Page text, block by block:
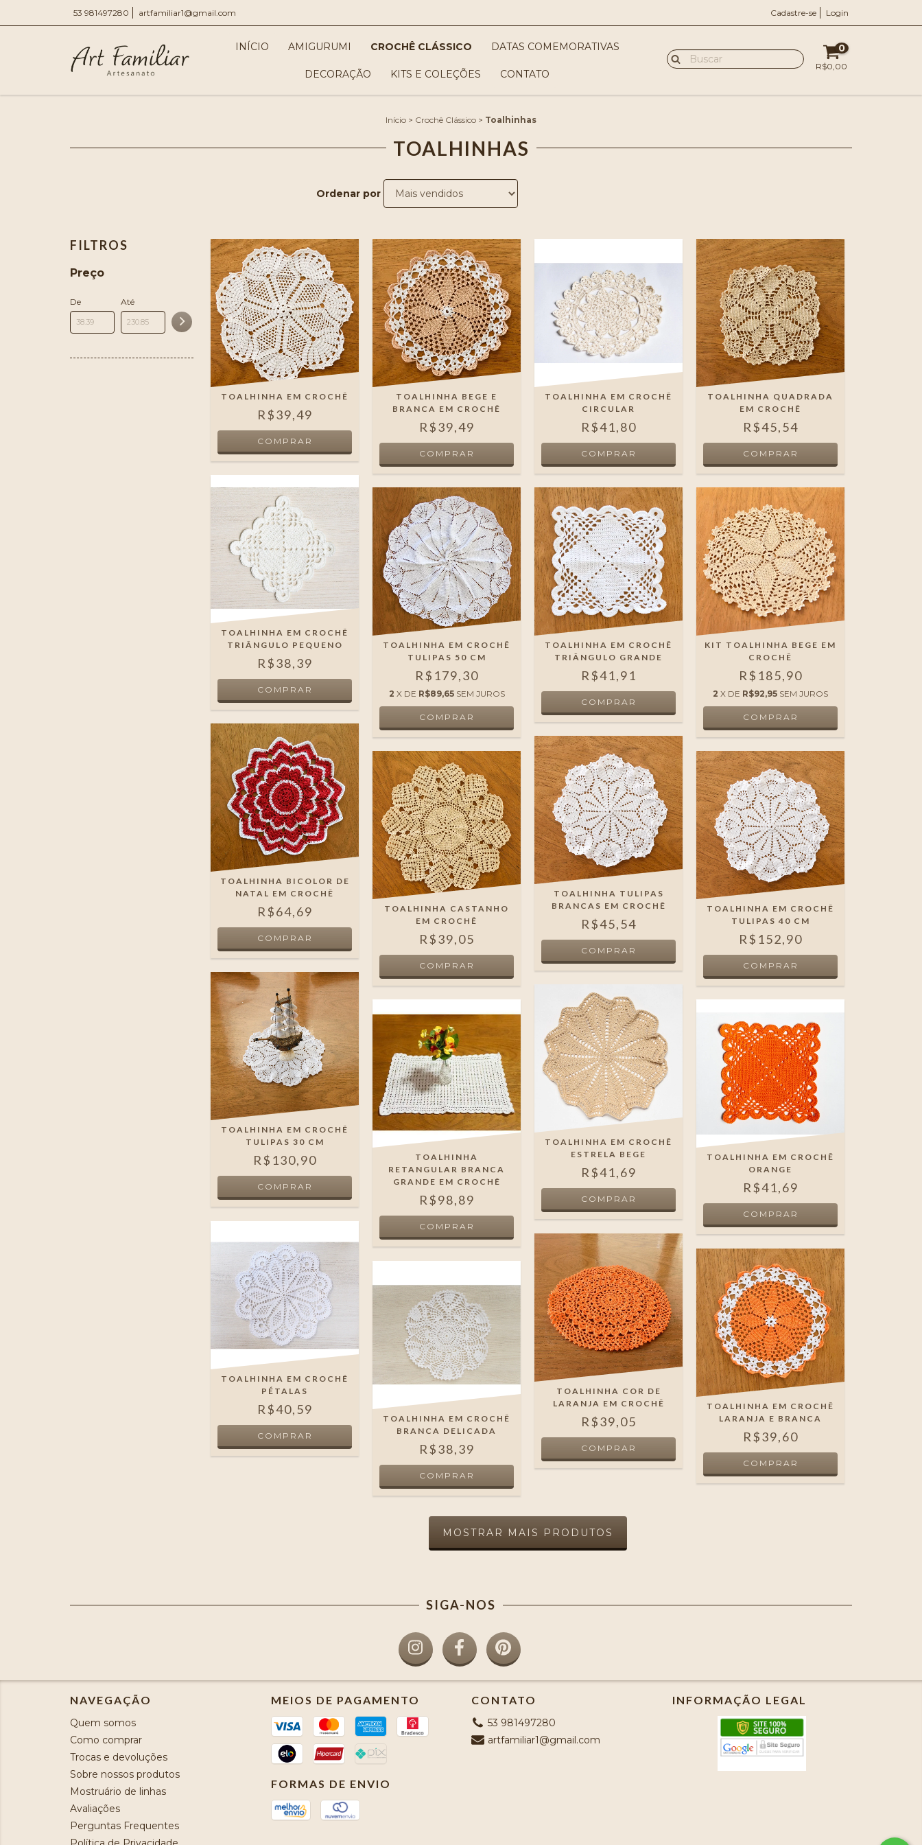
53 981497280 artfamiliar1@gmail.com Cadastre-se Login
INÍCIO AMIGURUMI CROCHÊ CLÁSSICO DATAS COMEMORATIVAS
DECORAÇÃO KITS E COLEÇÕES CONTATO
0
R$0,00
Início > Crochê Clássico > Toalhinhas
TOALHINHAS
Ordenar por
FILTROS
Preço
De Até
TOALHINHA EM CROCHÊ
R$39,49
TOALHINHA BEGE E
BRANCA EM CROCHÊ
R$39,49
TOALHINHA EM CROCHÊ
CIRCULAR
R$41,80
TOALHINHA QUADRADA
EM CROCHÊ
R$45,54
TOALHINHA EM CROCHÊ
TRIÂNGULO PEQUENO
R$38,39
TOALHINHA EM CROCHÊ
TULIPAS 50 CM
R$179,30
2 X DE R$89,65 SEM JUROS
TOALHINHA EM CROCHÊ
TRIÂNGULO GRANDE
R$41,91
KIT TOALHINHA BEGE EM
CROCHÊ
R$185,90
2 X DE R$92,95 SEM JUROS
TOALHINHA BICOLOR DE
NATAL EM CROCHÊ
R$64,69
TOALHINHA CASTANHO
EM CROCHÊ
R$39,05
TOALHINHA TULIPAS
BRANCAS EM CROCHÊ
R$45,54
TOALHINHA EM CROCHÊ
TULIPAS 40 CM
R$152,90
TOALHINHA EM CROCHÊ
TULIPAS 30 CM
R$130,90
TOALHINHA
RETANGULAR BRANCA
GRANDE EM CROCHÊ
R$98,89
TOALHINHA EM CROCHÊ
ESTRELA BEGE
R$41,69
TOALHINHA EM CROCHÊ
ORANGE
R$41,69
TOALHINHA EM CROCHÊ
PÉTALAS
R$40,59
TOALHINHA EM CROCHÊ
BRANCA DELICADA
R$38,39
TOALHINHA COR DE
LARANJA EM CROCHÊ
R$39,05
TOALHINHA EM CROCHÊ
LARANJA E BRANCA
R$39,60
MOSTRAR MAIS PRODUTOS
SIGA-NOS
NAVEGAÇÃO
Quem somos
Como comprar
Trocas e devoluções
Sobre nossos produtos
Mostruário de linhas
Avaliações
Perguntas Frequentes
MEIOS DE PAGAMENTO
FORMAS DE ENVIO
CONTATO
53 981497280
artfamiliar1@gmail.com
INFORMAÇÃO LEGAL